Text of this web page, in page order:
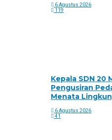
6 Agustus 2026
119
Kepala SDN 20
Pengusiran
Menata
6 Agustus 2026
41